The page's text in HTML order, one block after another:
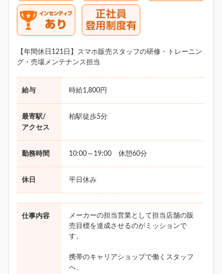
【年間休日121日】スマホ販売スタッフの研修・トレーニン
グ・売場メンテナンス担当
給与 時給1,800円
最寄駅/
アクセス
柏駅徒歩5分
勤務時間 10:00～19:00 休憩60分
休日 平日休み
仕事内容
メーカーの担当営業として担当店舗の販
売目標を達成させるのがミッションで
す。
携帯のキャリアショップで働くスタッフ
へ、